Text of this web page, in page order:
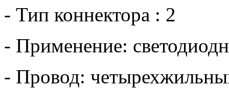
- Тип коннектора : 2
- Применение:
- Провод: